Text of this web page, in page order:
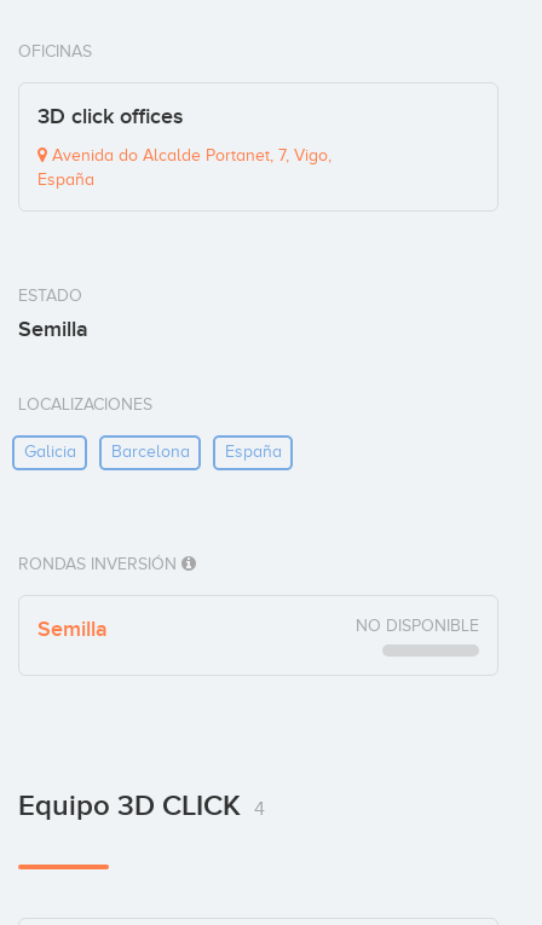
OFICINAS
3D click offices
Avenida do Alcalde Portanet, 7, Vigo,
España
ESTADO
Semilla
LOCALIZACIONES
Galicia Barcelona España
RONDAS INVERSIÓN
Semilla NO DISPONIBLE
Equipo 3D CLICK 4